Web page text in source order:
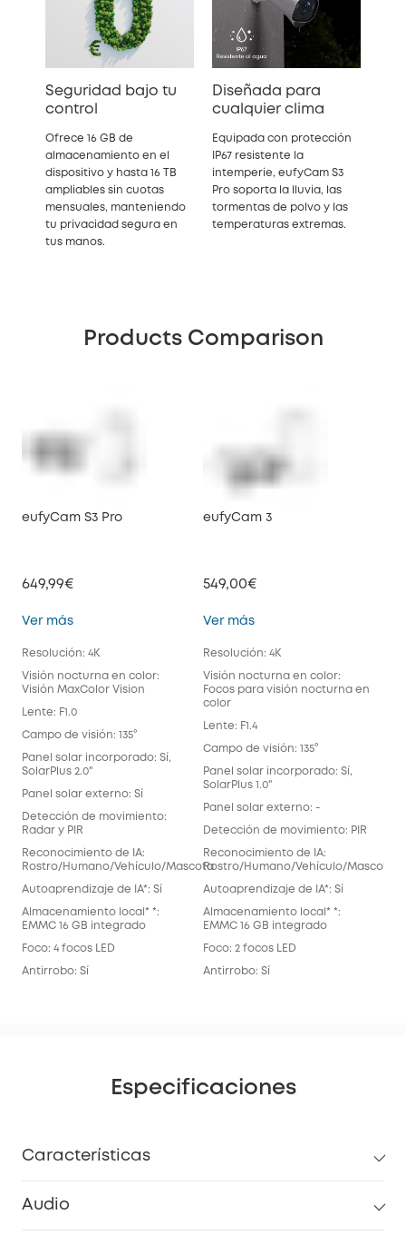
Seguridad bajo tu
control
Ofrece 16 GB de
almacenamiento en el
dispositivo y hasta 16 TB
ampliables sin cuotas
mensuales, manteniendo
tu privacidad segura en
tus manos.
Diseñada para
cualquier clima
Equipada con protección
IP67 resistente la
intemperie, eufyCam S3
Pro soporta la lluvia, las
tormentas de polvo y las
temperaturas extremas.
Products Comparison
eufyCam S3 Pro
649,99€
Ver máseufyCam S3 Pro
Resolución: 4K
Visión nocturna en color:
Visión MaxColor Vision
Lente: F1.0
Campo de visión: 135°
Panel solar incorporado: Sí,
SolarPlus 2.0"
Panel solar externo: Sí
Detección de movimiento:
Radar y PIR
Reconocimiento de IA:
Rostro/Humano/Vehículo/Mascota
Autoaprendizaje de IA*: Sí
Almacenamiento local* *:
EMMC 16 GB integrado
Foco: 4 focos LED
Antirrobo: Sí
eufyCam 3
549,00€
Ver máseufyCam 3
Resolución: 4K
Visión nocturna en color:
Focos para visión nocturna en
color
Lente: F1.4
Campo de visión: 135°
Panel solar incorporado: Sí,
SolarPlus 1.0"
Panel solar externo: -
Detección de movimiento: PIR
Reconocimiento de IA:
Rostro/Humano/Vehículo/Mascota
Autoaprendizaje de IA*: Sí
Almacenamiento local* *:
EMMC 16 GB integrado
Foco: 2 focos LED
Antirrobo: Sí
Especificaciones
Características
Audio